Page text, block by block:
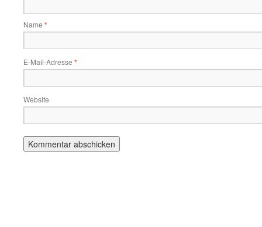
Name *
E-Mail-Adresse *
Website